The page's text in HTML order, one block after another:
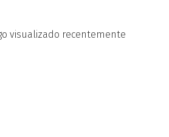
visualizado recentemente